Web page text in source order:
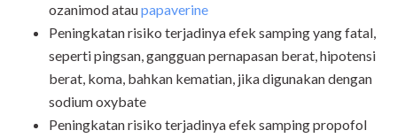
ozanimod ataupapaverine
Peningkatan risiko terjadinya efek samping yang fatal,
seperti pingsan, gangguan pernapasan berat, hipotensi
berat, koma, bahkan kematian, jika digunakan dengan
sodium oxybate
Peningkatan risiko terjadinya efek samping propofol